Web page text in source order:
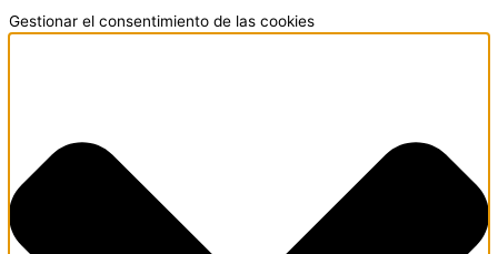
Gestionar el consentimiento de las cookies